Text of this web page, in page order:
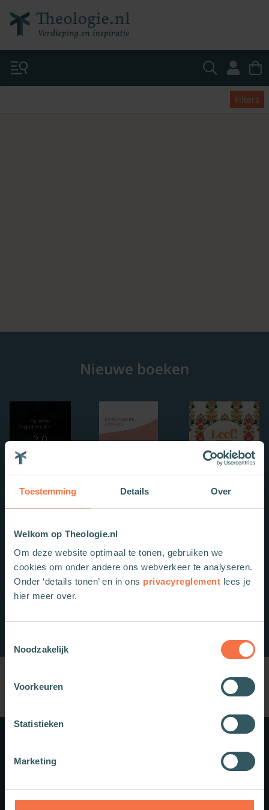
Toestemming Details Over
Welkom op Theologie.nl
Om deze website optimaal te tonen, gebruiken we
cookies om onder andere ons webverkeer te analyseren.
Onder ‘details tonen’ en in ons privacyreglement lees je
hier meer over.
Noodzakelijk
Voorkeuren
Statistieken
Marketing
Filters
Nieuwe boeken